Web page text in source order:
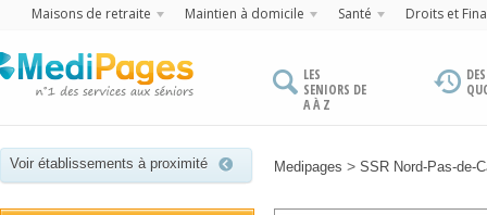
Maisons de retraite Maintien à domicile Santé Droits et
LES
SENIORS DE
A À Z
Voir établissements à proximité Medipages > SSR Nord-Pas-de-